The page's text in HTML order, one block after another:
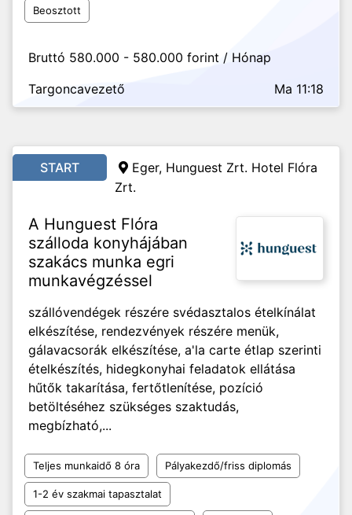
Beosztott
Bruttó 580.000 - 580.000 forint / Hónap
Targoncavezető
Ma 11:18
START
Eger, Hunguest Zrt. Hotel Flóra
Zrt.
A Hunguest Flóra
szálloda konyhájában
szakács munka egri
munkavégzéssel
szállóvendégek részére svédasztalos ételkínálat
elkészítése, rendezvények részére menük,
gálavacsorák elkészítése, a'la carte étlap szerinti
ételkészítés, hidegkonyhai feladatok ellátása
hűtők takarítása, fertőtlenítése, pozíció
betöltéséhez szükséges szaktudás,
megbízható,...
Teljes munkaidő 8 óra Pályakezdő/friss diplomás
1-2 év szakmai tapasztalat